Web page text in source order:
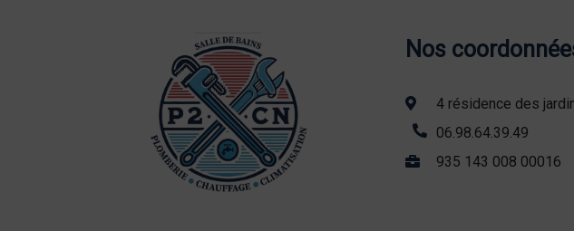
Nos
4 résidence des
06.98.64.39.49
935 143 008 00016